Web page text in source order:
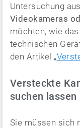
Untersuchung
Videokameras
möchten, wie
technischen
den Artikel „
Versteckte
suchen lassen
Sie müssen sich